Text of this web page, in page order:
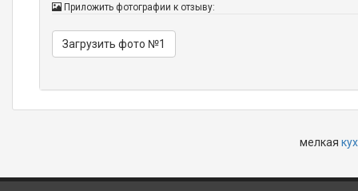
Приложить фотографии к отзыву:
Загрузить фото №1
мелкая